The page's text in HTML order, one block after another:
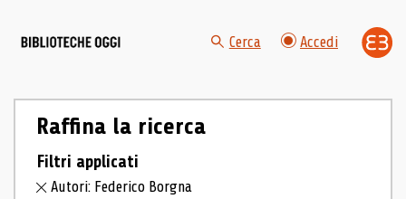
Cerca Accedi
Raffina la ricerca
Filtri applicati
Autori: Federico Borgna